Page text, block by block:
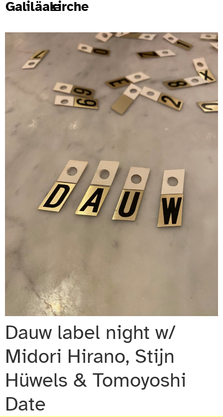
Galiläakirche
Dauw label night w/
Midori Hirano, Stijn
Hüwels & Tomoyoshi
Date